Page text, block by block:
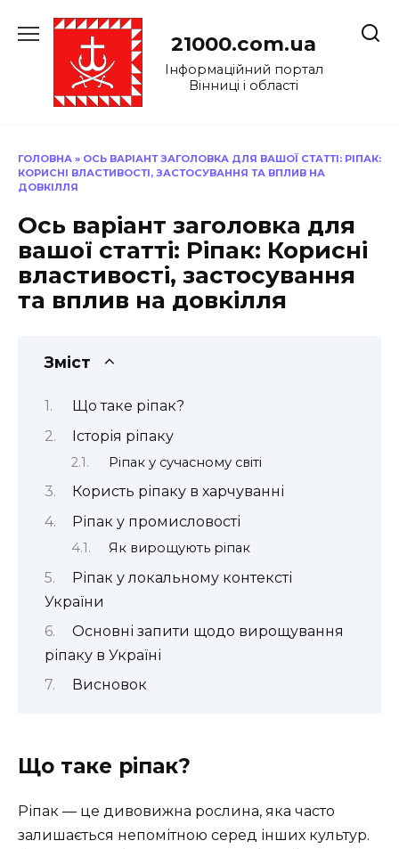
до
21000.com.ua
Інформаційний портал
Вінниці і області
ГОЛОВНА » ОСЬ ВАРІАНТ ЗАГОЛОВКА ДЛЯ ВАШОЇ СТАТТІ: РІПАК:
КОРИСНІ ВЛАСТИВОСТІ, ЗАСТОСУВАННЯ ТА ВПЛИВ НА
ДОВКІЛЛЯ
Ось варіант заголовка для
вашої статті: Ріпак: Корисні
властивості, застосування
та вплив на довкілля
Зміст
Що таке ріпак?
Історія ріпаку
Ріпак у сучасному світі
Користь ріпаку в харчуванні
Ріпак у промисловості
Як вирощують ріпак
Ріпак у локальному контексті
України
Основні запити щодо вирощування
ріпаку в Україні
Висновок
Що таке ріпак?
Ріпак — це дивовижна рослина, яка часто
залишається непомітною серед інших культур.